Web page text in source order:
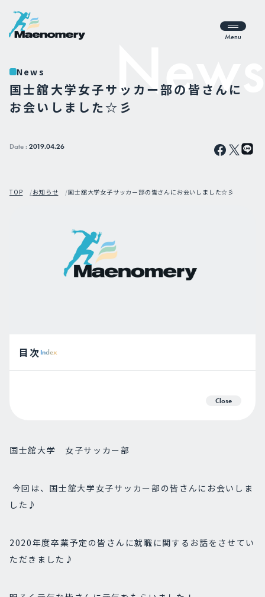
Menu
News
国士舘大学女子サッカー部の皆さんに
お会いしました☆彡
Date : 2019.04.26
TOP お知らせ 国士舘大学女子サッカー部の皆さんにお会いしました☆彡
目次 Index
Close
国士舘大学 女子サッカー部
今回は、国士舘大学女子サッカー部の皆さんにお会いしま
した♪
2020年度卒業予定の皆さんに就職に関するお話をさせてい
ただきました♪